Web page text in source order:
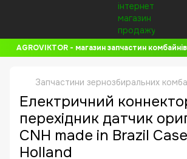
AGROVIKTOR - магазин запчастин комбайнів
Запчастини зернозбиральних
Електричний
перехідник датчик
CNH made in Brazil
Holland